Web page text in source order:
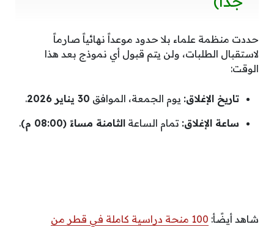
حددت منظمة علماء بلا حدود موعداً نهائياً صارماً
لاستقبال الطلبات، ولن يتم قبول أي نموذج بعد هذا
الوقت:
تاريخ الإغلاق: يوم الجمعة، الموافق 30 يناير 2026
.
ساعة الإغلاق: تمام الساعة الثامنة مساءً (08:00 م) .
شاهد أيضًأ:
100 منحة دراسية كاملة في قطر من